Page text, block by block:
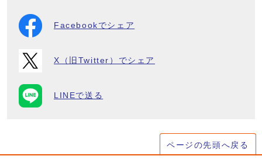
Facebookでシェア
X（旧Twitter）でシェア
LINEで送る
ページの先頭へ戻る